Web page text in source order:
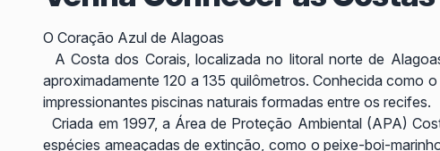
O Coração Azul de Alagoas
A Costa dos Corais, localizada no litoral norte de
aproximadamente 120 a 135 quilômetros. Conhecida como
impressionantes piscinas naturais formadas entre os recifes.
Criada em 1997, a Área de Proteção Ambiental (APA)
espécies ameaçadas de extinção, como o peixe-boi-